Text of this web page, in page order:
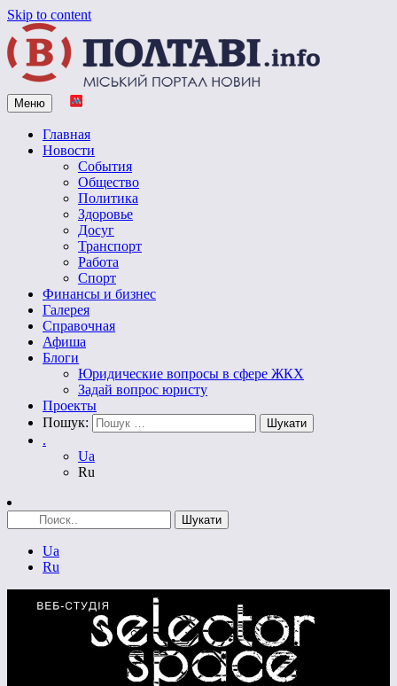
Skip to content
Vpoltave.info
Полтавский портал новостей
Меню
Главная
Новости
События
Общество
Политика
Здоровье
Досуг
Транспорт
Работа
Спорт
Финансы и бизнес
Галерея
Справочная
Афиша
Блоги
Юридические вопросы в сфере ЖКХ
Задай вопрос юристу
Проекты
Пошук:
.
Ua
Ru
Ua
Ru